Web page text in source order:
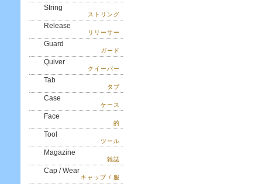
String
ストリング
Release
リリーサー
Guard
ガード
Quiver
クイーバー
Tab
タブ
Case
ケース
Face
的
Tool
ツール
Magazine
雑誌
Cap / Wear
キャップ / 服